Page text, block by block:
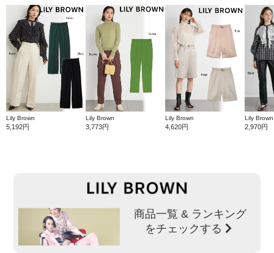
Lily Brown
5,192円
Lily Brown
3,773円
Lily Brown
4,620円
Lily Brown
2,970円
商品一覧 & ランキング
をチェックする